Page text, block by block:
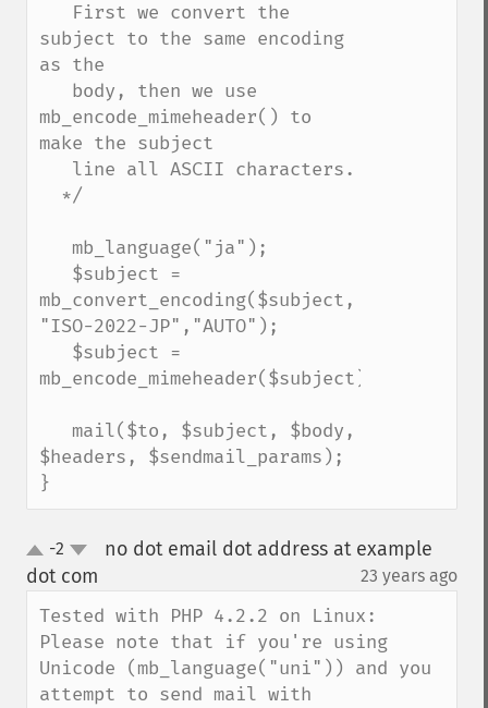
subject to the same encoding
as the
mb_encode_mimeheader() to
make the subject
mb_convert_encoding($subject,
"ISO-2022-JP","AUTO");
mb_encode_mimeheader($subject);
$headers, $sendmail_params);
}
up
down
-2
no dot email dot address at example
dot com
23 years ago
Tested with PHP 4.2.2 on Linux:
Please note that if you're using
Unicode (mb_language("uni")) and you
attempt to send mail with